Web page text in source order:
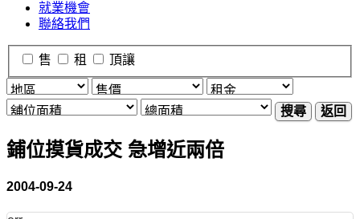
就業機會
聯絡我們
售 租 頂讓
搜尋 返回
鋪位摸貨成交 急增近兩倍
2004-09-24